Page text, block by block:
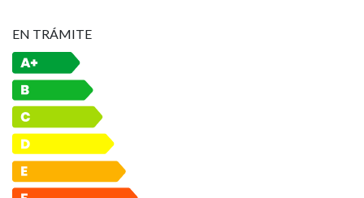
EN TRÁMITE